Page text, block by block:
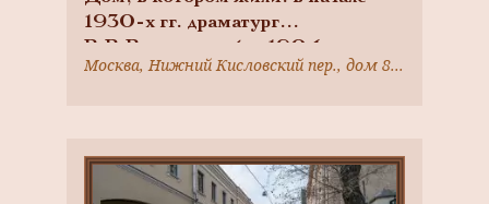
1930-х гг. драматург
В.В.Вишневский, с 1904 г. —
филолог С.И.Соболевский, в
В.П.Загорский, надстроен в 1939
Москва, Нижний Кисловский пер., дом 8/2, строение 2